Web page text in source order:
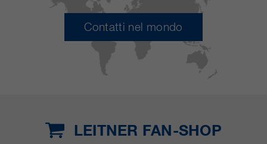
Contatti nel mondo
LEITNER FAN-SHOP